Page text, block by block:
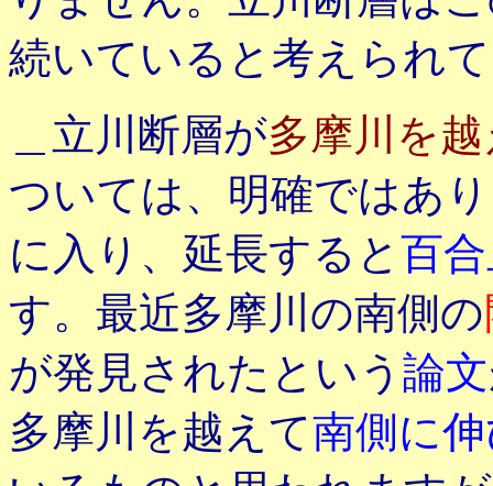
続いていると考えられ
＿立川断層が多摩川を
ついては、明確ではあ
に入り、延長すると 百
す。最近多摩川の南側の
が発見されたという 論文
多摩川を越えて南側に